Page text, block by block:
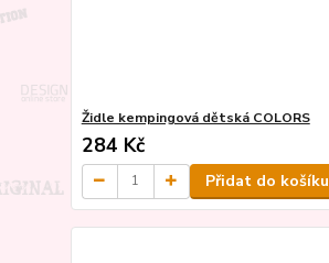
Židle kempingová dětská COLORS
284 Kč
Přidat do košíku